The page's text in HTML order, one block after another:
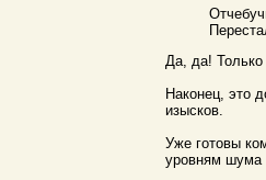
Да, да!
Наконец, это
изысков.
Уже готовы
уровням шума